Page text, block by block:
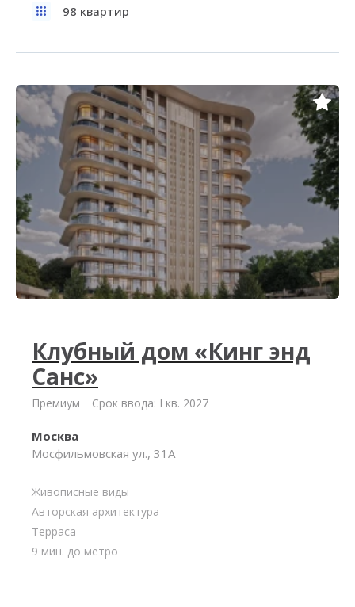
98 квартир
Клубный дом «Кинг энд
Санс»
Премиум Срок ввода: I кв. 2027
Москва
Мосфильмовская ул., 31А
Живописные виды
Авторская архитектура
Терраса
9 мин. до метро